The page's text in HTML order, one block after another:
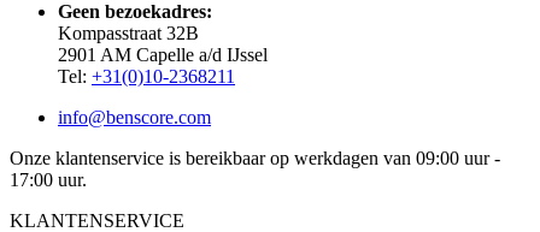
Geen bezoekadres:
Kompasstraat 32B
2901 AM Capelle a/d IJssel
Tel: +31(0)10-2368211
info@benscore.com
Onze klantenservice is bereikbaar op werkdagen van 09:00 uur -
17:00 uur.
KLANTENSERVICE